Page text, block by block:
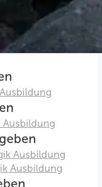
Ausbildung
Ausbildung
Ausbildung